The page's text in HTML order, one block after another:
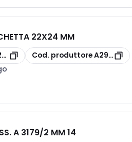
22X24 MM
copia
Cod. produttoreA29282224
A 3179/2 MM 14